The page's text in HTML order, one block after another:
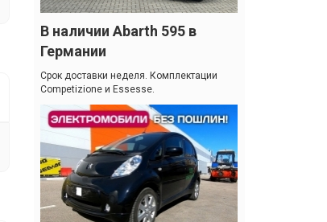
В наличии Abarth 595 в
Германии
Cрок доставки неделя. Комплектации
Competizione и Essesse.